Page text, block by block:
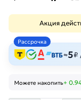
Акция
Рассрочка
≈5₽
Можете накопить+